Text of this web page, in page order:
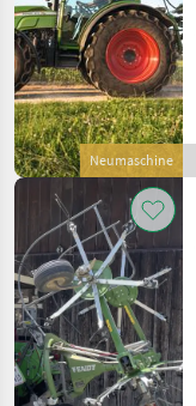
Neumaschine